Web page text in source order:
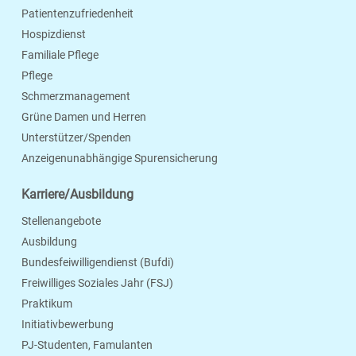
Patientenzufriedenheit
Hospizdienst
Familiale Pflege
Pflege
Schmerzmanagement
Grüne Damen und Herren
Unterstützer/Spenden
Anzeigenunabhängige Spurensicherung
Karriere/Ausbildung
Stellenangebote
Ausbildung
Bundesfeiwilligendienst (Bufdi)
Freiwilliges Soziales Jahr (FSJ)
Praktikum
Initiativbewerbung
PJ-Studenten, Famulanten